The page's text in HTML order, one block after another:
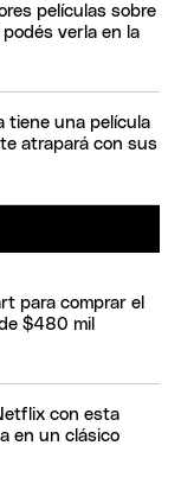
películas sobre
verla en la
tiene una película
atrapará con sus
para comprar el
$480 mil
con esta
en un clásico